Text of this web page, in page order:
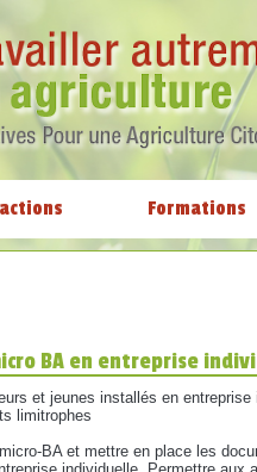
Formations
BA en entreprise
et jeunes installés en entreprise
limitrophes
BA et mettre en place les